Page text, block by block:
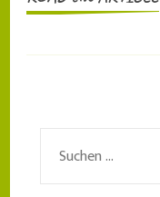
Suchen